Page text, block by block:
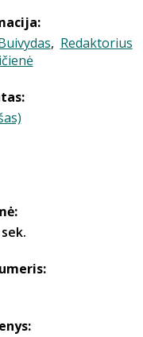
, Redaktorius